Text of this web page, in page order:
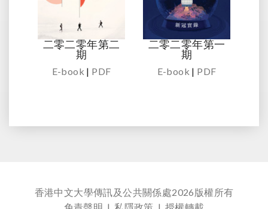
二零二零年第二
期
E-book | PDF
二零二零年第一
期
E-book | PDF
香港中文大學傳訊及公共關係處2026版權所有